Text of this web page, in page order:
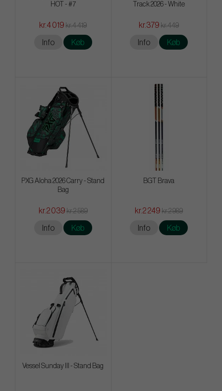
HOT - #7
kr.4 019 kr.4 419
Info Køb
Track 2026 - White
kr.379 kr.449
Info Køb
PXG Aloha 2026 Carry - Stand
Bag
kr.2 039 kr.2 589
Info Køb
BGT Brava
kr.2 249 kr.2 989
Info Køb
Vessel Sunday III - Stand Bag